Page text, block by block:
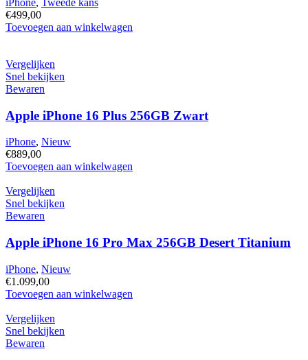
Space
Black
hoeveelheid
iPhone,
Tweede kans
€499,00
Apple
Groen
128GB
hoeveelheid
Toevoegen aan winkelwagen
Vergelijken
Snel bekijken
Bewaren
Apple iPhone 16 Plus 256GB Zwart
iPhone, Nieuw
€889,00
Apple
16
Plus
256GB
hoeveelheid
Toevoegen aan winkelwagen
Vergelijken
Snel bekijken
Bewaren
Apple iPhone 16 Pro Max 256GB Desert Titanium
iPhone, Nieuw
€1.099,00
Apple
16
Pro
Max
Toevoegen aan winkelwagen
Vergelijken
Snel bekijken
Bewaren